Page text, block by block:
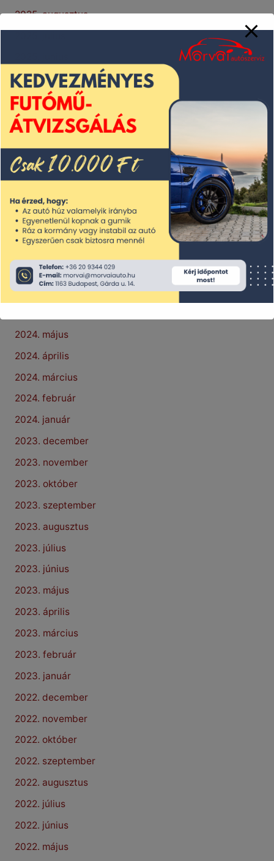
2025. augusztus
2025. május
2025. április
2025. március
2025. január
2024. november
2024. október
2024. szeptember
2024. augusztus
2024. július
2024. május
2024. április
2024. március
2024. február
2024. január
2023. december
2023. november
2023. október
2023. szeptember
2023. augusztus
2023. július
2023. június
2023. május
2023. április
2023. március
2023. február
2023. január
2022. december
2022. november
2022. október
2022. szeptember
2022. augusztus
2022. július
2022. június
2022. május